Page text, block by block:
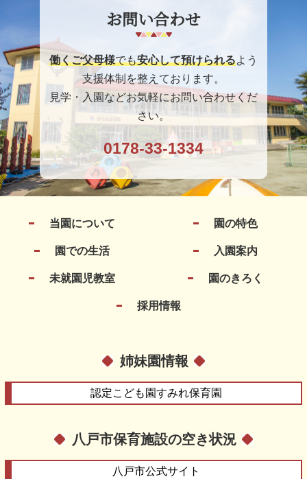
お問い合わせ
働くご父母様でも安心して預けられるよう
支援体制を整えております。
見学・入園などお気軽にお問い合わせくだ
さい。
0178-33-1334
当園について 園の特色
園での生活 入園案内
未就園児教室 園のきろく
採用情報
姉妹園情報
認定こども園すみれ保育園
八戸市保育施設の空き状況
八戸市公式サイト